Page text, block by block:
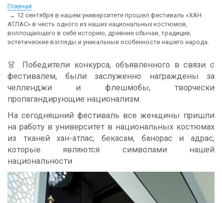
Главная
12 сентября в нашем университете прошел фестиваль «ХАН
АТЛАС» в честь одного из наших национальных костюмов,
воплощающего в себе историю, древние обычаи, традиции,
эстетические взгляды и уникальные особенности нашего народа.
👗 Победители конкурса, объявленного в связи с
фестивалем, были заслуженно награждены за
челленджи и флешмобы, творчески
пропагандирующие национализм.
На сегодняшний фестиваль все женщины пришли
на работу в университет в национальных костюмах
из тканей хан-атлас, бекасам, банорас и адрас,
которые являются символами нашей
национальности